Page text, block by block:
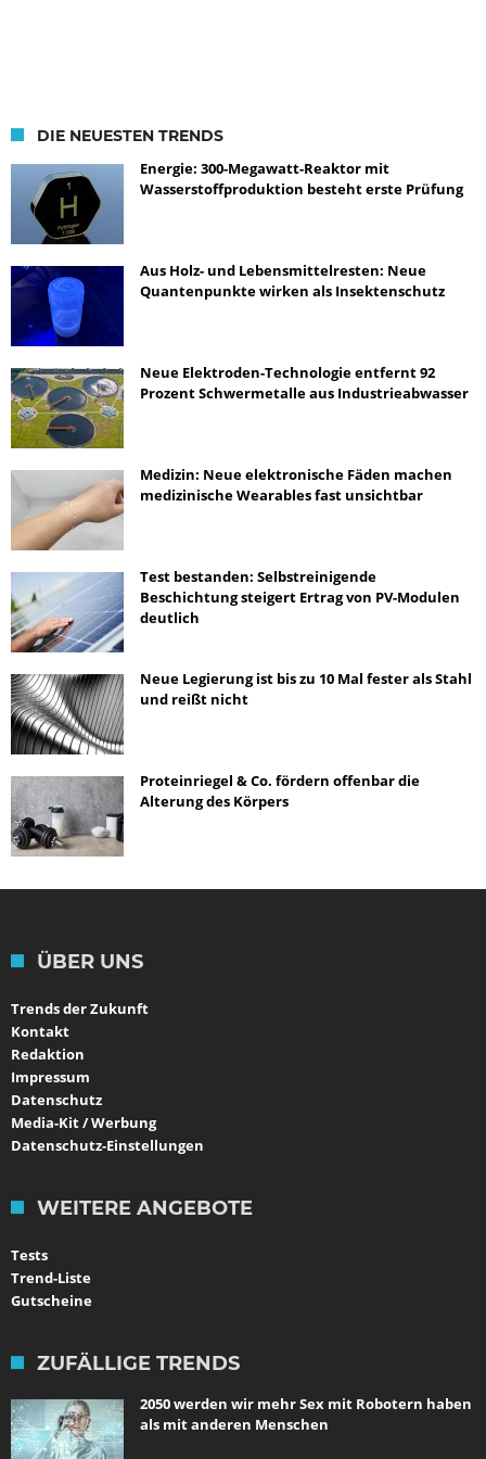
DIE NEUESTEN TRENDS
Energie: 300-Megawatt-Reaktor mit
Wasserstoffproduktion besteht erste Prüfung
Aus Holz- und Lebensmittelresten: Neue
Quantenpunkte wirken als Insektenschutz
Neue Elektroden-Technologie entfernt 92
Prozent Schwermetalle aus Industrieabwasser
Medizin: Neue elektronische Fäden machen
medizinische Wearables fast unsichtbar
Test bestanden: Selbstreinigende
Beschichtung steigert Ertrag von PV-Modulen
deutlich
Neue Legierung ist bis zu 10 Mal fester als Stahl
und reißt nicht
Proteinriegel & Co. fördern offenbar die
Alterung des Körpers
ÜBER UNS
Trends der Zukunft
Kontakt
Redaktion
Impressum
Datenschutz
Media-Kit / Werbung
Datenschutz-Einstellungen
WEITERE ANGEBOTE
Tests
Trend-Liste
Gutscheine
ZUFÄLLIGE TRENDS
2050 werden wir mehr Sex mit Robotern haben
als mit anderen Menschen